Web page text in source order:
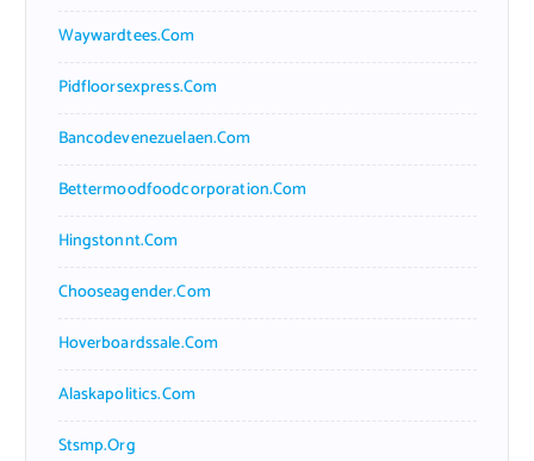
Waywardtees.com
Pidfloorsexpress.com
Bancodevenezuelaen.com
Bettermoodfoodcorporation.com
Hingstonnt.com
Chooseagender.com
Hoverboardssale.com
Alaskapolitics.com
Stsmp.org